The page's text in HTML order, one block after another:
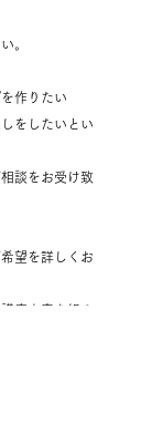
。
作りたい
をしたいとい
談をお受け致
望を詳しくお
座内容を組み